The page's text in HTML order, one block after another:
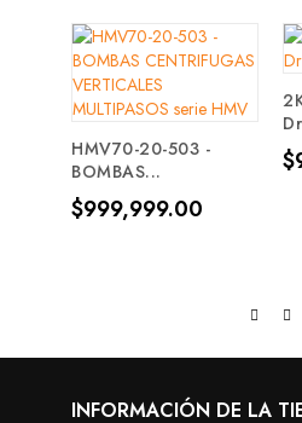
HMV70-20-503 -
BOMBAS...
Precio
$999,999.00
INFORMACIÓN DE LA